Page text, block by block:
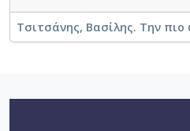
Τσιτσάνης, Βασίλης. Την